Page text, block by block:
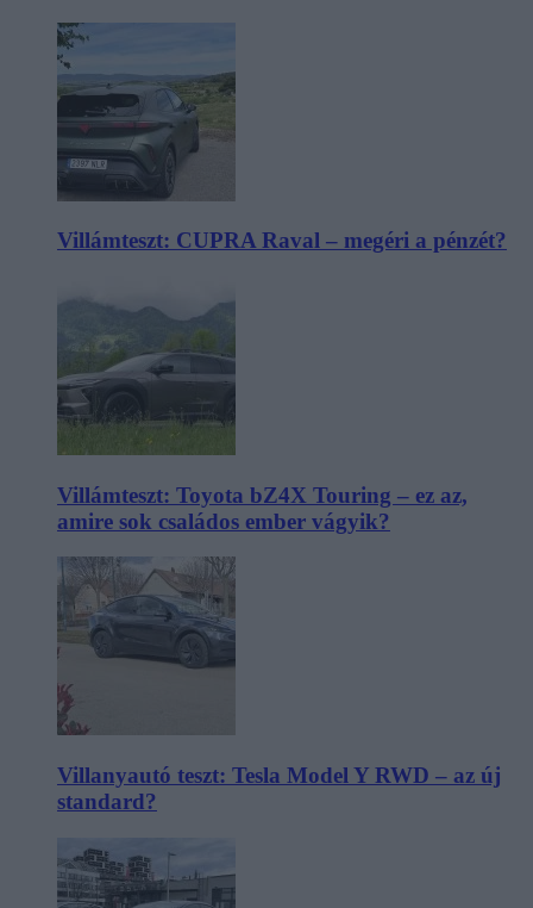
Villámteszt: CUPRA Raval – megéri a pénzét?
Villámteszt: Toyota bZ4X Touring – ez az,
amire sok családos ember vágyik?
Villanyautó teszt: Tesla Model Y RWD – az új
standard?